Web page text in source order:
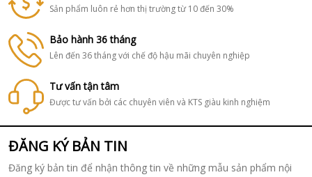
Sản phẩm luôn rẻ hơn thị trường từ 10 đến 30%
Bảo hành 36 tháng
Lên đến 36 tháng với chế độ hậu mãi chuyên nghiệp
Tư vấn tận tâm
Được tư vấn bởi các chuyên viên và KTS giàu kinh nghiệm
ĐĂNG KÝ BẢN TIN
Đăng ký bản tin để nhận thông tin về những mẫu sản phẩm nội